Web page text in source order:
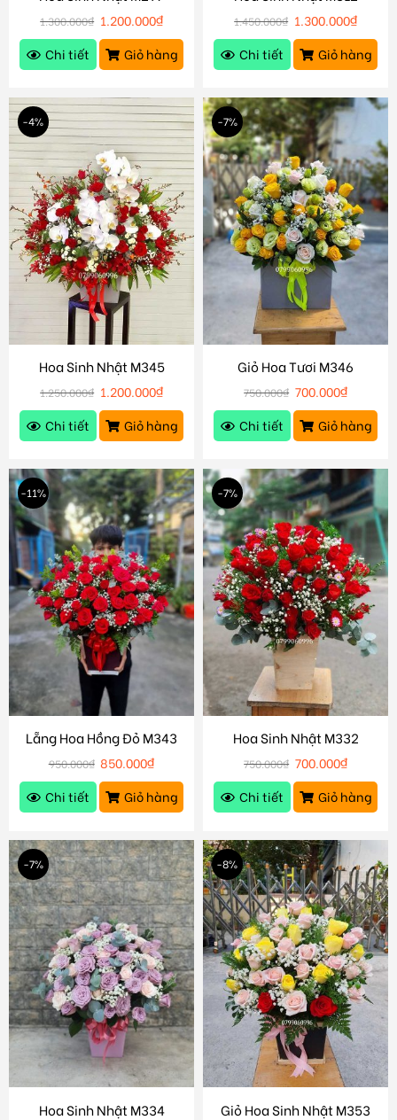
1.300.000₫ 1.200.000₫
Chi tiết
Giỏ hàng
1.450.000₫ 1.300.000₫
Chi tiết
Giỏ hàng
-4%
Hoa Sinh Nhật M345
1.250.000₫ 1.200.000₫
Chi tiết
Giỏ hàng
-7%
Giỏ Hoa Tươi M346
750.000₫ 700.000₫
Chi tiết
Giỏ hàng
-11%
Lẵng Hoa Hồng Đỏ M343
950.000₫ 850.000₫
Chi tiết
Giỏ hàng
-7%
Hoa Sinh Nhật M332
750.000₫ 700.000₫
Chi tiết
Giỏ hàng
-7%
Hoa Sinh Nhật M334
-8%
Giỏ Hoa Sinh Nhật M353